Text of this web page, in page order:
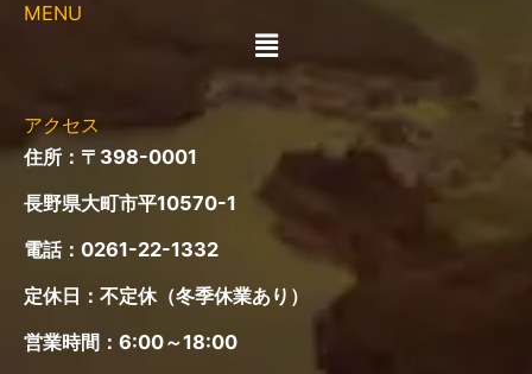
MENU
メ
ニ
ー
アクセス
住所：〒398-0001
長野県大町市平10570-1
電話： 0261-22-1332
定休日：不定休（冬季休業あり）
営業時間：6:00～18:00